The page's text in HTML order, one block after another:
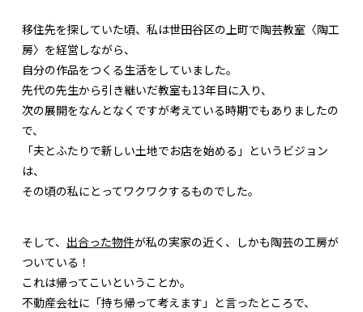
移住先を探していた頃、私は世田谷区の上町で陶芸教室〈陶工
房〉を経営しながら、
自分の作品をつくる生活をしていました。
先代の先生から引き継いだ教室も13年目に入り、
次の展開をなんとなくですが考えている時期でもありましたの
で、
「夫とふたりで新しい土地でお店を始める」というビジョン
は、
その頃の私にとってワクワクするものでした。
そして、 出合った物件が私の実家の近く、しかも陶芸の工房が
ついている！
これは帰ってこいということか。
不動産会社に「持ち帰って考えます」と言ったところで、